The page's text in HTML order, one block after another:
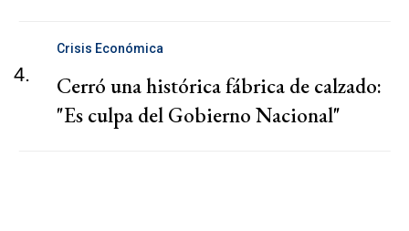
4.
Crisis Económica
Cerró una histórica fábrica de calzado:
"Es culpa del Gobierno Nacional"